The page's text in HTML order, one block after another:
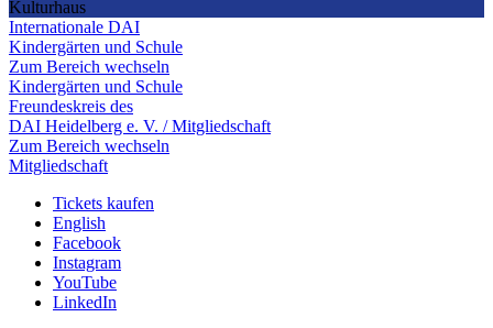
Kulturhaus
Internationale DAI
Kindergärten und Schule
Zum Bereich wechseln
Kindergärten und Schule
Freundeskreis des
DAI Heidelberg e. V. / Mitgliedschaft
Zum Bereich wechseln
Mitgliedschaft
Tickets kaufen
English
Facebook
Instagram
YouTube
LinkedIn